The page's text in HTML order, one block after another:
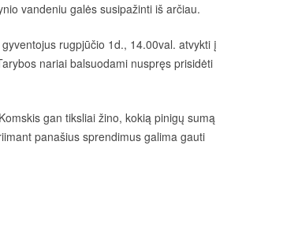
vandeniu galės susipažinti iš arčiau.
rugpjūčio 1d., 14.00val. atvykti į
nariai balsuodami nuspręs prisidėti
gan tiksliai žino, kokią pinigų sumą
panašius sprendimus galima gauti